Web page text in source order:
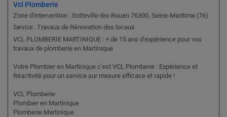
Vcl Plomberie
Zone d'intervention : Sotteville-lès-Rouen 76300, Seine-Maritime (76)
Service : Travaux de Rénovation des locaux
VCL PLOMBERIE MARTINIQUE : + de 15 ans d'expérience pour vos
travaux de plomberie en Martinique
Votre Plombier en Martinique c'est VCL Plomberie : Expérience et
Réactivité pour un service sur mesure efficace et rapide !
VCL Plomberie
Plombier en Martinique
Plomberie Martinique